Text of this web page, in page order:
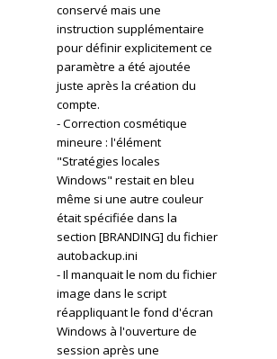
conservé mais une
instruction supplémentaire
pour définir explicitement ce
paramètre a été ajoutée
juste après la création du
compte.
- Correction cosmétique
mineure : l'élément
"Stratégies locales
Windows" restait en bleu
même si une autre couleur
était spécifiée dans la
section [BRANDING] du fichier
autobackup.ini
- Il manquait le nom du fichier
image dans le script
réappliquant le fond d'écran
Windows à l'ouverture de
session après une